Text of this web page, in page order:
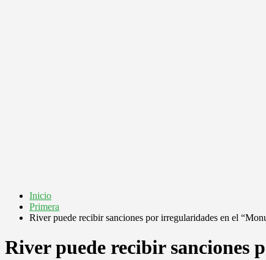
Inicio
Primera
River puede recibir sanciones por irregularidades en el
River puede recibir sanciones